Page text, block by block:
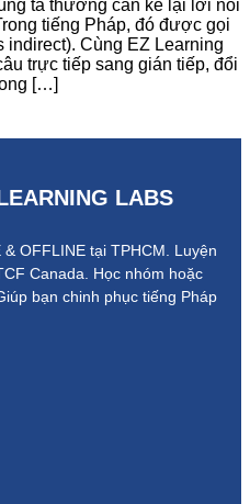
ta thường cần kể lại lời nói
tiếng Pháp, đó được gọi
indirect). Cùng EZ Learning
trực tiếp sang gián tiếp, đổi
[…]
LABS
OFFLINE tại TPHCM. Luyện
Canada. Học nhóm hoặc
bạn chinh phục tiếng Pháp